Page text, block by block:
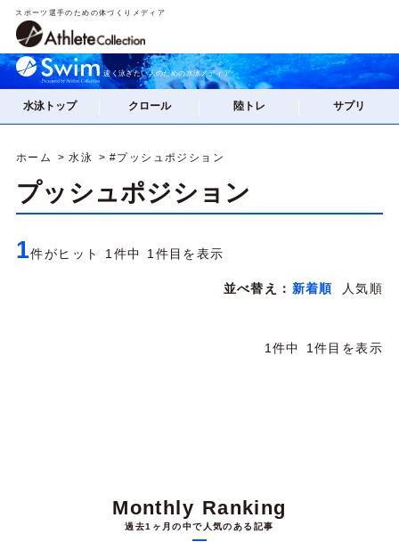
スポーツ選手のための体づくりメディア
速く泳ぎたい人のための水泳メディア
水泳トップ クロール 陸トレ サプリ
ホーム 水泳 #プッシュポジション
プッシュポジション
1件がヒット 1件中 1件目を表示
並べ替え： 新着順 人気順
1件中 1件目を表示
Monthly Ranking
過去1ヶ月の中で人気のある記事